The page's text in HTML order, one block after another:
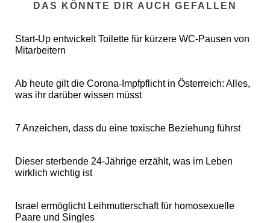
DAS KÖNNTE DIR AUCH GEFALLEN
Start-Up entwickelt Toilette für kürzere WC-Pausen von
Mitarbeitern
Ab heute gilt die Corona-Impfpflicht in Österreich: Alles,
was ihr darüber wissen müsst
7 Anzeichen, dass du eine toxische Beziehung führst
Dieser sterbende 24-Jährige erzählt, was im Leben
wirklich wichtig ist
Israel ermöglicht Leihmutterschaft für homosexuelle
Paare und Singles